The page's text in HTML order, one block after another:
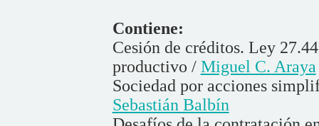
Contiene:
Cesión de créditos. Ley
productivo / Miguel C. Araya
Sociedad por acciones
Sebastián Balbín